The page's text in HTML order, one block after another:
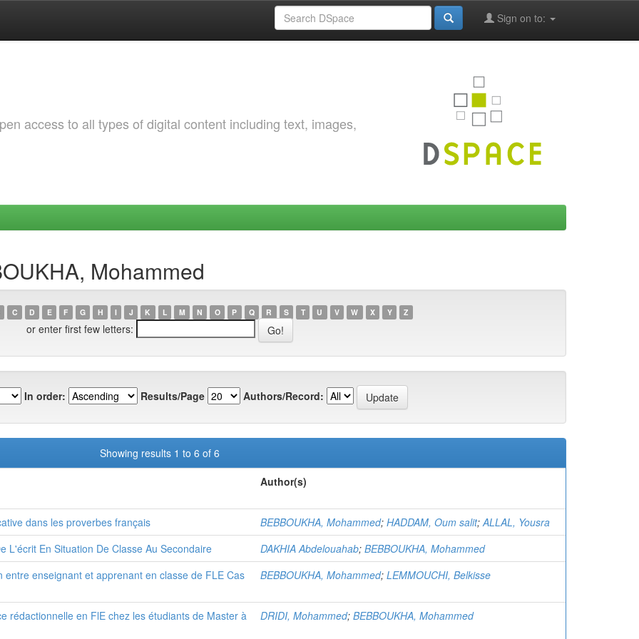
Sign on to:
access to all types of digital content including text, images,
Mohammed
C D E F G H I J K L M N O P Q R S T U V W X Y Z
or enter first few letters:
In order: Results/Page Authors/Record:
Showing results 1 to 6 of 6
Author(s)
dans les proverbes français BEBBOUKHA, Mohammed; HADDAM, Oum salit;ALLAL, Yousra
L'écrit En Situation De Classe Au Secondaire DAKHIA Abdelouahab; BEBBOUKHA, Mohammed
enseignant et apprenant en classe de FLE Cas
BEBBOUKHA, Mohammed; LEMMOUCHI, Belkisse
rédactionnelle en FlE chez les étudiants de Master à
DRIDI, Mohammed; BEBBOUKHA, Mohammed